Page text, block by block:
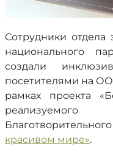
Сотрудники отдела
национального
создали
посетителями на
рамках проекта
красивом мире».